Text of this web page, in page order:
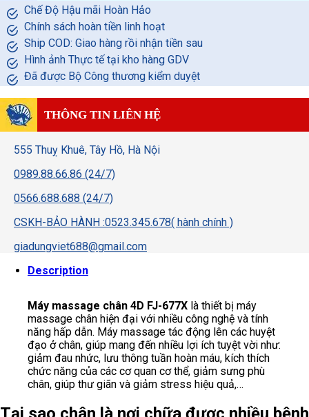
Chế Độ Hậu mãi Hoàn Hảo
Chính sách hoàn tiền linh hoạt
Ship COD: Giao hàng rồi nhận tiền sau
Hình ảnh Thực tế tại kho hàng GDV
Đã được Bộ Công thương kiểm duyệt
THÔNG TIN LIÊN HỆ
555 Thuỵ Khuê, Tây Hồ, Hà Nội
0989.88.66.86 (24/7)
0566.688.688 (24/7)
CSKH-BẢO HÀNH :0523.345.678( hành chính )
giadungviet688@gmail.com
Description
Máy massage chân 4D FJ-677X là thiết bị máy
massage chân hiện đại với nhiều công nghệ và tính
năng hấp dẫn. Máy massage tác động lên các huyệt
đạo ở chân, giúp mang đến nhiều lợi ích tuyệt vời như:
giảm đau nhức, lưu thông tuần hoàn máu, kích thích
chức năng của các cơ quan cơ thể, giảm sưng phù
chân, giúp thư giãn và giảm stress hiệu quả,…